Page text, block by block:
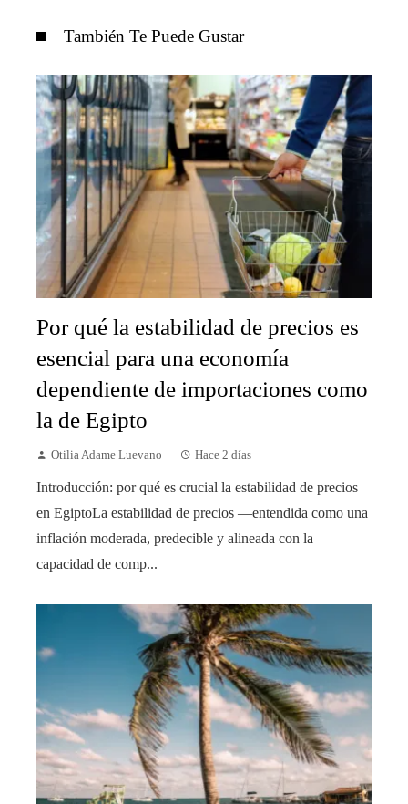
También Te Puede Gustar
Por qué la estabilidad de precios es
esencial para una economía
dependiente de importaciones como
la de Egipto
Otilia Adame Luevano Hace 2 días
Introducción: por qué es crucial la estabilidad de precios
en EgiptoLa estabilidad de precios —entendida como una
inflación moderada, predecible y alineada con la
capacidad de comp...